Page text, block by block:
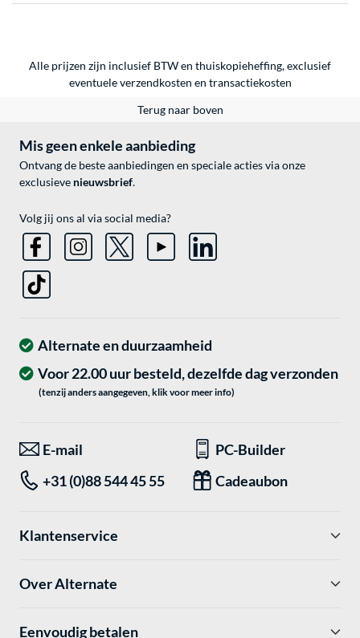
Alle prijzen zijn inclusief BTW en thuiskopieheffing, exclusief
eventueleverzendkosten en transactiekosten
Terug naar boven
Mis geen enkele aanbieding
Ontvang de beste aanbiedingen en speciale acties via onze
exclusieve nieuwsbrief.
Volg jij ons al via social media?
Alternate en duurzaamheid
Voor 22.00 uur besteld, dezelfde dag verzonden
(tenzij anders aangegeven, klik voor meer info)
E-mail
PC-Builder
+31 (0)88 544 45 55
Cadeaubon
Klantenservice
Over Alternate
Eenvoudig betalen